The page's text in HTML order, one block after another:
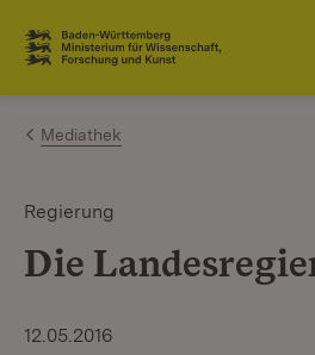
Zum Inhalt springen
Link zur Startseite
Mediathek
Regierung
Die
12.05.2016